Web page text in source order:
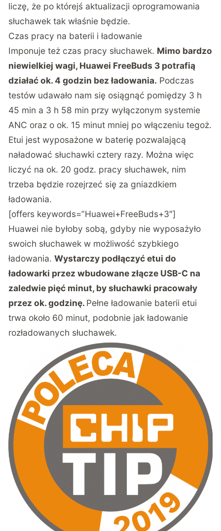
liczę, że po którejś aktualizacji oprogramowania
słuchawek tak właśnie będzie.
Czas pracy na baterii i ładowanie
Imponuje też czas pracy słuchawek. Mimo bardzo
niewielkiej wagi, Huawei FreeBuds 3 potrafią
działać ok. 4 godzin bez ładowania. Podczas
testów udawało nam się osiągnąć pomiędzy 3 h
45 min a 3 h 58 min przy wyłączonym systemie
ANC oraz o ok. 15 minut mniej po włączeniu tegoż.
Etui jest wyposażone w baterię pozwalającą
naładować słuchawki cztery razy. Można więc
liczyć na ok. 20 godz. pracy słuchawek, nim
trzeba będzie rozejrzeć się za gniazdkiem
ładowania.
[offers keywords=”Huawei+FreeBuds+3″]
Huawei nie byłoby sobą, gdyby nie wyposażyło
swoich słuchawek w możliwość szybkiego
ładowania.Wystarczy podłączyć etui do
ładowarki przez wbudowane złącze USB-C na
zaledwie pięć minut, by słuchawki pracowały
przez ok. godzinę. Pełne ładowanie baterii etui
trwa około 60 minut, podobnie jak ładowanie
rozładowanych słuchawek.